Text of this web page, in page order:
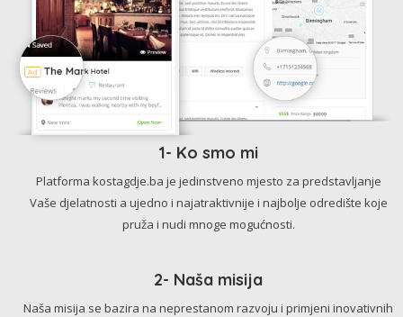
1- Ko smo mi
Platforma kostagdje.ba je jedinstveno mjesto za predstavljanje
Vaše djelatnosti a ujedno i najatraktivnije i najbolje odredište koje
pruža i nudi mnoge mogućnosti.
2- Naša misija
Naša misija se bazira na neprestanom razvoju i primjeni inovativnih